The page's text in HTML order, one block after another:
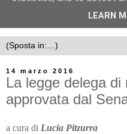
14 marzo 2016
La legge delega
approvata dal
a cura di Lucia Pitzurra
LEARN